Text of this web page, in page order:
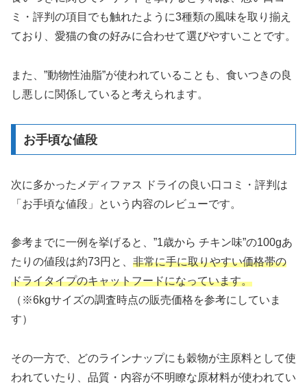
ミ・評判の項目でも触れたように3種類の風味を取り揃え
ており、愛猫の食の好みに合わせて選びやすいことです。
また、”動物性油脂”が使われていることも、食いつきの良
し悪しに関係していると考えられます。
お手頃な値段
次に多かったメディファス ドライの良い口コミ・評判は
「お手頃な値段」という内容のレビューです。
参考までに一例を挙げると、”1歳から チキン味”の100gあ
たりの値段は約73円と、 非常に手に取りやすい価格帯の
ドライタイプのキャットフードになっています。
（※6kgサイズの調査時点の販売価格を参考にしていま
す）
その一方で、どのラインナップにも穀物が主原料として使
われていたり、品質・内容が不明瞭な原材料が使われてい